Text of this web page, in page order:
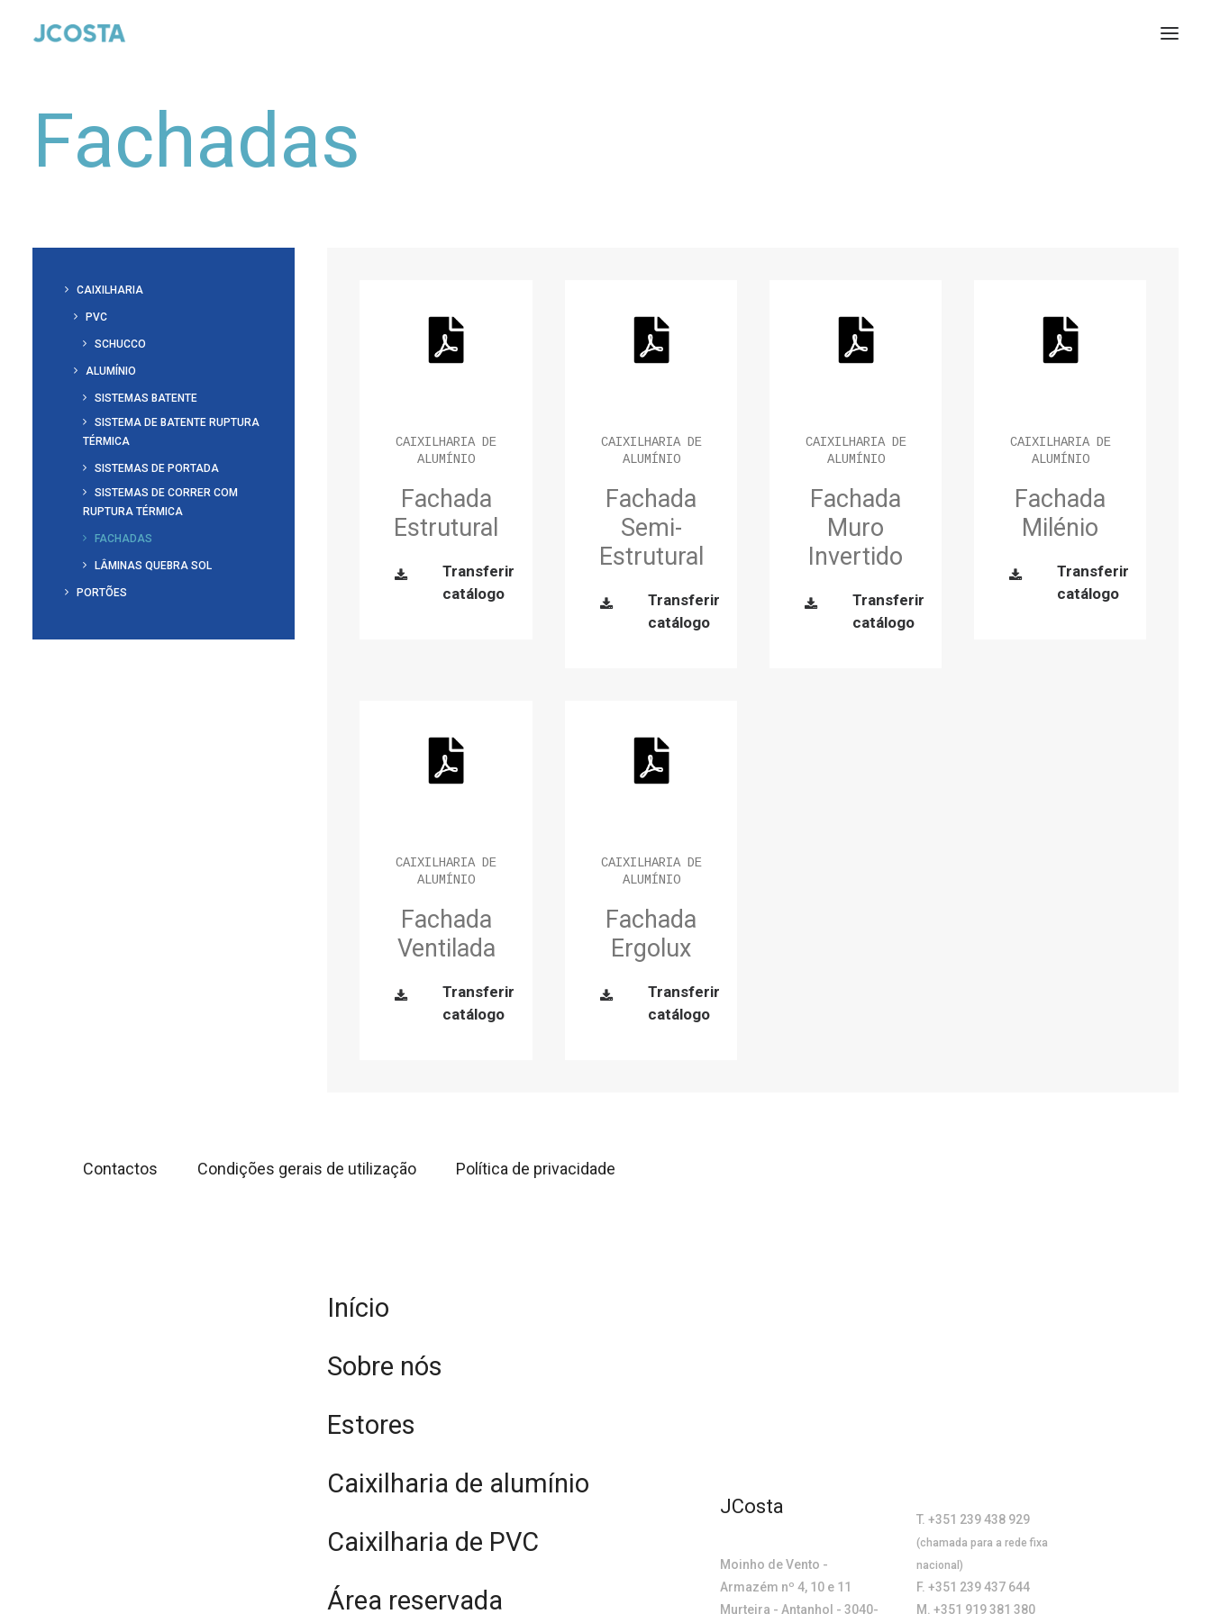
Fachadas
CAIXILHARIA
PVC
SCHUCCO
ALUMÍNIO
SISTEMAS BATENTE
SISTEMA DE BATENTE RUPTURA
TÉRMICA
SISTEMAS DE PORTADA
SISTEMAS DE CORRER COM
RUPTURA TÉRMICA
FACHADAS
LÂMINAS QUEBRA SOL
PORTÕES
CAIXILHARIA DE
ALUMÍNIO
Fachada
Estrutural
Transferir
catálogo
CAIXILHARIA DE
ALUMÍNIO
Fachada
Semi-
Estrutural
Transferir
catálogo
CAIXILHARIA DE
ALUMÍNIO
Fachada
Muro
Invertido
Transferir
catálogo
CAIXILHARIA DE
ALUMÍNIO
Fachada
Milénio
Transferir
catálogo
CAIXILHARIA DE
ALUMÍNIO
Fachada
Ventilada
Transferir
catálogo
CAIXILHARIA DE
ALUMÍNIO
Fachada
Ergolux
Transferir
catálogo
Contactos Condições gerais de utilização Política de privacidade
Início
Sobre nós
Estores
Caixilharia de alumínio
Caixilharia de PVC
Área reservada
JCosta
Moinho de Vento -
Armazém nº 4, 10 e 11
Murteira - Antanhol - 3040-
T. +351 239 438 929
(chamada para a rede fixa
nacional)
F. +351 239 437 644
M. +351 919 381 380